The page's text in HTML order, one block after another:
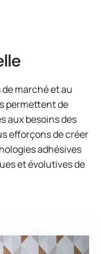
de marché et au
permettent de
aux besoins des
efforçons de créer
adhésives
et évolutives de